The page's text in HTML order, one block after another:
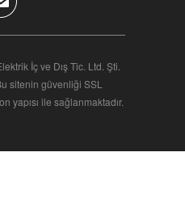
İç ve Dış Tic. Ltd. Şti.
sitenin güvenliği SSL
yapısı ile sağlanmaktadır.